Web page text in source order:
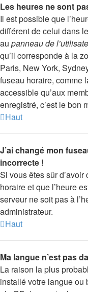
Les heures ne sont
Il est possible que
différent de celui dans
au panneau de
qu’il corresponde à la
Paris, New York,
fuseau horaire, comme
accessible qu’aux
enregistré, c’est le bon
Haut
J’ai changé mon
incorrecte !
Si vous êtes sûr
horaire et que l’heure
serveur ne soit pas à
administrateur.
Haut
Ma langue n’est pas
La raison la plus
installé votre langue ou